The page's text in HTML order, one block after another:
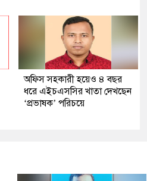
অফিস সহকারী হয়েও ৪ বছর
ধরে এইচএসসির খাতা দেখছেন
‘প্রভাষক’ পরিচয়ে